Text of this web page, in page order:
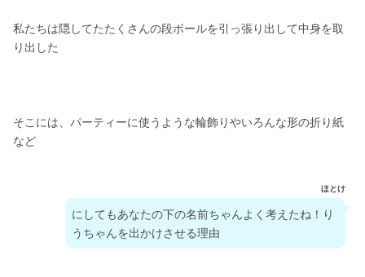
私たちは隠してたたくさんの段ボールを引っ張り出して中身を取
り出した
そこには、パーティーに使うような輪飾りやいろんな形の折り紙
など
ほとけ
にしてもあなたの下の名前ちゃんよく考えたね！り
うちゃんを出かけさせる理由